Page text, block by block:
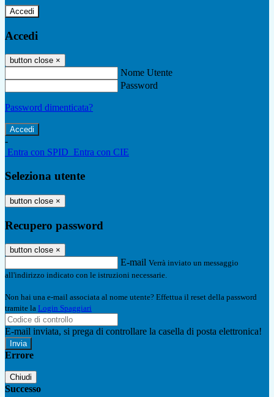
Accedi
Accedi
button close ×
Nome Utente
Password
Password dimenticata?
-
Entra con SPID Entra con CIE
Seleziona utente
button close ×
Recupero password
button close ×
E-mail Verrà inviato un messaggio
all'indirizzo indicato con le istruzioni necessarie.
Non hai una e-mail associata al nome utente? Effettua il reset della password
tramite la Login Spaggiari
E-mail inviata, si prega di controllare la casella di posta elettronica!
Errore
Chiudi
Successo